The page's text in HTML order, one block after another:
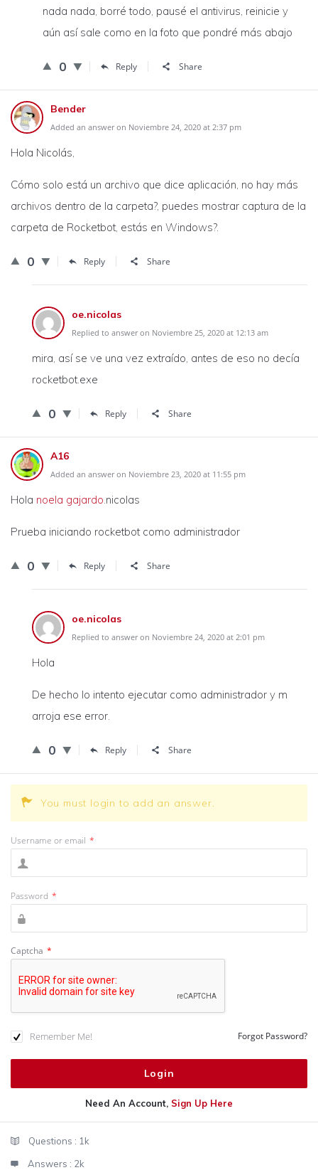
nada nada, borré todo, pausé el antivirus, reinicie y
aún así sale como en la foto que pondré más abajo
0 Reply Share
Bender
Added an answer on Noviembre 24, 2020 at 2:37 pm
Hola Nicolás,
Cómo solo está un archivo que dice aplicación, no hay más
archivos dentro de la carpeta?, puedes mostrar captura de la
carpeta de Rocketbot, estás en Windows?.
0 Reply Share
oe.nicolas
Replied to answer on Noviembre 25, 2020 at 12:13 am
mira, así se ve una vez extraído, antes de eso no decía
rocketbot.exe
0 Reply Share
A16
Added an answer on Noviembre 23, 2020 at 11:55 pm
Hola noela gajardo.nicolas
Prueba iniciando rocketbot como administrador
0 Reply Share
oe.nicolas
Replied to answer on Noviembre 24, 2020 at 2:01 pm
Hola
De hecho lo intento ejecutar como administrador y m
arroja ese error.
0 Reply Share
You must login to add an answer.
Username or email *
Password *
Captcha *
Remember Me! Forgot Password?
Need An Account, Sign Up Here
StatsQuestions : 1k
Answers : 2k